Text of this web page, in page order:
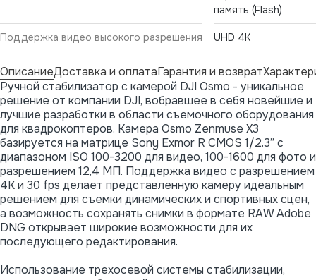
память (Flash)
Поддержка видео высокого разрешения UHD 4K
ОписаниеДоставка и оплатаГарантия и возврат
Ручной стабилизатор с камерой DJI Osmo - уникальное
решение от компании DJI, вобравшее в себя новейшие и
лучшие разработки в области съемочного оборудования
для квадрокоптеров. Камера Osmo Zenmuse X3
базируется на матрице Sony Exmor R CMOS 1/2.3” с
диапазоном ISO 100-3200 для видео, 100-1600 для фото и
разрешением 12,4 МП. Поддержка видео с разрешением
4K и 30 fps делает представленную камеру идеальным
решением для съемки динамических и спортивных сцен,
а возможность сохранять снимки в формате RAW Adobe
DNG открывает широкие возможности для их
последующего редактирования.
Использование трехосевой системы стабилизации,